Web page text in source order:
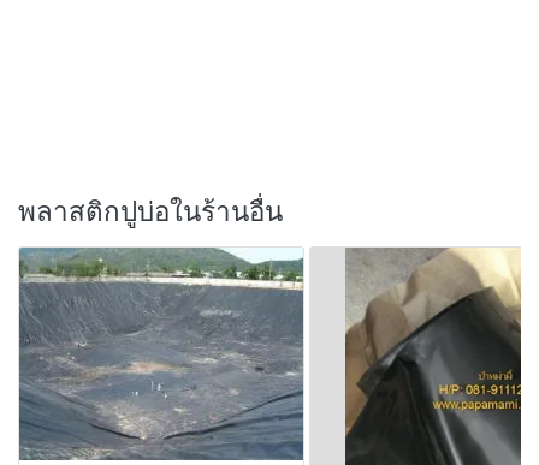
พลาสติกปูบ่อในร้านอื่น